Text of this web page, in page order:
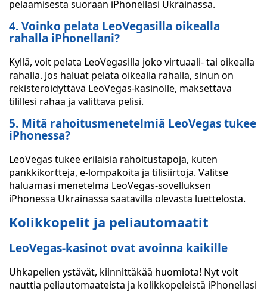
pelaamisesta suoraan iPhonellasi Ukrainassa.
4. Voinko pelata LeoVegasilla oikealla
rahalla iPhonellani?
Kyllä, voit pelata LeoVegasilla joko virtuaali- tai oikealla
rahalla. Jos haluat pelata oikealla rahalla, sinun on
rekisteröidyttävä LeoVegas-kasinolle, maksettava
tilillesi rahaa ja valittava pelisi.
5. Mitä rahoitusmenetelmiä LeoVegas tukee
iPhonessa?
LeoVegas tukee erilaisia rahoitustapoja, kuten
pankkikortteja, e-lompakoita ja tilisiirtoja. Valitse
haluamasi menetelmä LeoVegas-sovelluksen
iPhonessa Ukrainassa saatavilla olevasta luettelosta.
Kolikkopelit ja peliautomaatit
LeoVegas-kasinot ovat avoinna kaikille
Uhkapelien ystävät, kiinnittäkää huomiota! Nyt voit
nauttia peliautomaateista ja kolikkopeleistä iPhonellasi